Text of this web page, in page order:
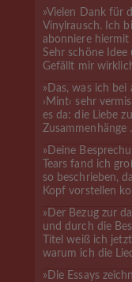
»Vielen Dank für
Vinylrausch. Ich
abonniere hiermit
Sehr schöne
Gefällt mir
»Das, was ich bei
›Mint‹ sehr
es da: die Liebe
Zusammenhänge
»Deine
Tears fand ich
so beschrieben,
Kopf vorstellen
»Der Bezug zur
und durch die
Titel weiß ich
warum ich die
»Die Essays